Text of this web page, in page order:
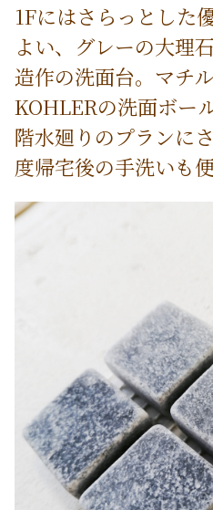
1Fにはさらっとした
よい、グレーの大理
造作の洗面台。マチ
KOHLERの洗面ボー
階水廻りのプランに
度帰宅後の手洗いも便